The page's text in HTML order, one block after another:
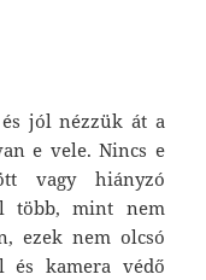
jól nézzük át a
e vele. Nincs e
vagy hiányzó
több, mint nem
ezek nem olcsó
és kamera védő